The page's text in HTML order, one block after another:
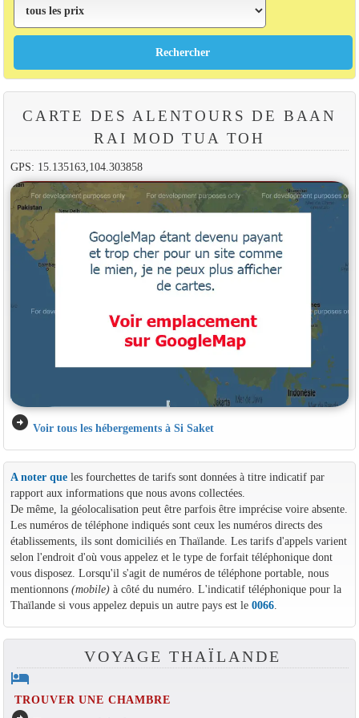
CARTE DES ALENTOURS DE BAAN
RAI MOD TUA TOH
GPS: 15.135163,104.303858
arrow_circle_right Voir tous les hébergements à Si Saket
A noter queles fourchettes de tarifs sont données à titre indicatif par
rapport aux informations que nous avons collectées.
De même, la géolocalisation peut être parfois être imprécise voire absente.
Les numéros de téléphone indiqués sont ceux les numéros directs des
établissements, ils sont domiciliés en Thaïlande. Les tarifs d'appels varient
selon l'endroit d'où vous appelez et le type de forfait téléphonique dont
vous disposez. Lorsqu'il s'agit de numéros de téléphone portable, nous
mentionnons (mobile)à côté du numéro. L'indicatif téléphonique pour la
Thaïlande si vous appelez depuis un autre pays est le 0066.
VOYAGE THAÏLANDE
hotel
TROUVER UNE CHAMBRE